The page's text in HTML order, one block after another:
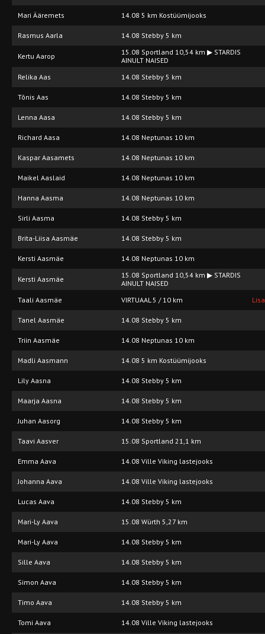
Mari Ääremets 14.08 5 km Kostüümijooks
Rasmus Aarla 14.08 Stebby 5 km
Kertu Aarop
15.08 Sportland 10,54 km ▶ STARDIS
AINULT NAISED
Relika Aas
14.08 Stebby 5 km
Tõnis Aas 14.08 Stebby 5 km
Lenna Aasa 14.08 Stebby 5 km
Richard Aasa 14.08 Neptunas 10 km
Kaspar Aasamets 14.08 Neptunas 10 km
Maikel Aaslaid 14.08 Neptunas 10 km
Hanna Aasma 14.08 Neptunas 10 km
Sirli Aasma 14.08 Stebby 5 km
Brita-Liisa Aasmäe 14.08 Stebby 5 km
Kersti Aasmäe 14.08 Neptunas 10 km
Kersti Aasmäe
15.08 Sportland 10,54 km ▶ STARDIS
AINULT NAISED
Taali Aasmäe
VIRTUAAL 5 / 10 km
Tanel Aasmäe 14.08 Stebby 5 km
Triin Aasmäe 14.08 Neptunas 10 km
Madli Aasmann 14.08 5 km Kostüümijooks
Lily Aasna 14.08 Stebby 5 km
Maarja Aasna 14.08 Stebby 5 km
Juhan Aasorg 14.08 Stebby 5 km
Taavi Aasver 15.08 Sportland 21,1 km
Emma Aava 14.08 Ville Viking lastejooks
Johanna Aava 14.08 Ville Viking lastejooks
Lucas Aava 14.08 Stebby 5 km
Mari-Ly Aava 15.08 Würth 5,27 km
Mari-Ly Aava 14.08 Stebby 5 km
Sille Aava 14.08 Stebby 5 km
Simon Aava 14.08 Stebby 5 km
Timo Aava 14.08 Stebby 5 km
Tomi Aava 14.08 Ville Viking lastejooks